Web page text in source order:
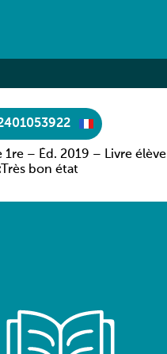
1re – Éd. 2019 – Livre élève
Très bon état